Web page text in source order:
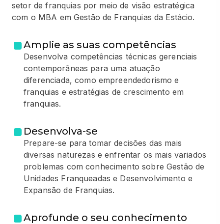
setor de franquias por meio de visão estratégica
com o MBA em Gestão de Franquias da Estácio.
Amplie as suas competências
Desenvolva competências técnicas gerenciais
contemporâneas para uma atuação
diferenciada, como empreendedorismo e
franquias e estratégias de crescimento em
franquias.
Desenvolva-se
Prepare-se para tomar decisões das mais
diversas naturezas e enfrentar os mais variados
problemas com conhecimento sobre Gestão de
Unidades Franqueadas e Desenvolvimento e
Expansão de Franquias.
Aprofunde o seu conhecimento